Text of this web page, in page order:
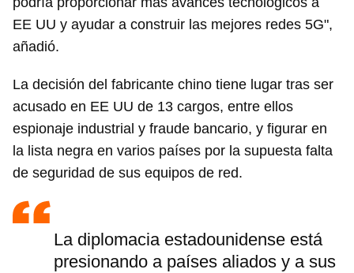
EE UU y ayudar a construir las mejores redes 5G",
añadió.
La decisión del fabricante chino tiene lugar tras ser
acusado en EE UU de 13 cargos, entre ellos
espionaje industrial y fraude bancario, y figurar en
la lista negra en varios países por la supuesta falta
de seguridad de sus equipos de red.
La diplomacia estadounidense está
presionando a países aliados y a sus